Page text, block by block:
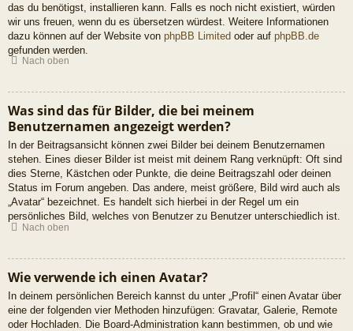
das du benötigst, installieren kann. Falls es noch nicht existiert, würden
wir uns freuen, wenn du es übersetzen würdest. Weitere Informationen
dazu können auf der Website von phpBB Limited oder auf phpBB.de
gefunden werden.
Nach oben
Was sind das für Bilder, die bei meinem
Benutzernamen angezeigt werden?
In der Beitragsansicht können zwei Bilder bei deinem Benutzernamen
stehen. Eines dieser Bilder ist meist mit deinem Rang verknüpft: Oft sind
dies Sterne, Kästchen oder Punkte, die deine Beitragszahl oder deinen
Status im Forum angeben. Das andere, meist größere, Bild wird auch als
„Avatar“ bezeichnet. Es handelt sich hierbei in der Regel um ein
persönliches Bild, welches von Benutzer zu Benutzer unterschiedlich ist.
Nach oben
Wie verwende ich einen Avatar?
In deinem persönlichen Bereich kannst du unter „Profil“ einen Avatar über
eine der folgenden vier Methoden hinzufügen: Gravatar, Galerie, Remote
oder Hochladen. Die Board-Administration kann bestimmen, ob und wie